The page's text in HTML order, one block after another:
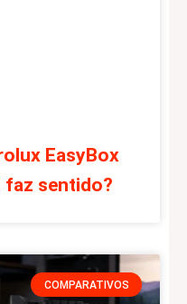
EasyBox
faz sentido?
COMPARATIVOS